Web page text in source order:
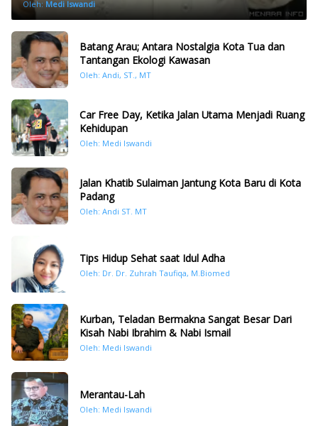
Oleh: Medi Iswandi
Batang Arau; Antara Nostalgia Kota Tua dan
Tantangan Ekologi Kawasan
Oleh: Andi, ST., MT
Car Free Day, Ketika Jalan Utama Menjadi Ruang
Kehidupan
Oleh: Medi Iswandi
Jalan Khatib Sulaiman Jantung Kota Baru di Kota
Padang
Oleh: Andi ST. MT
Tips Hidup Sehat saat Idul Adha
Oleh: Dr. Dr. Zuhrah Taufiqa, M.Biomed
Kurban, Teladan Bermakna Sangat Besar Dari
Kisah Nabi Ibrahim & Nabi Ismail
Oleh: Medi Iswandi
Merantau-Lah
Oleh: Medi Iswandi